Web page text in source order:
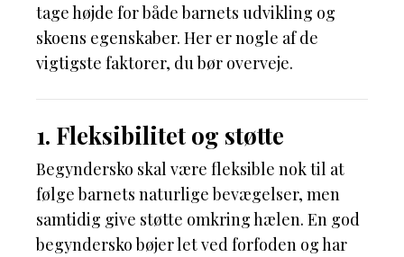
tage højde for både barnets udvikling og
skoens egenskaber. Her er nogle af de
vigtigste faktorer, du bør overveje.
1. Fleksibilitet og støtte
Begyndersko skal være fleksible nok til at
følge barnets naturlige bevægelser, men
samtidig give støtte omkring hælen. En god
begyndersko bøjer let ved forfoden og har